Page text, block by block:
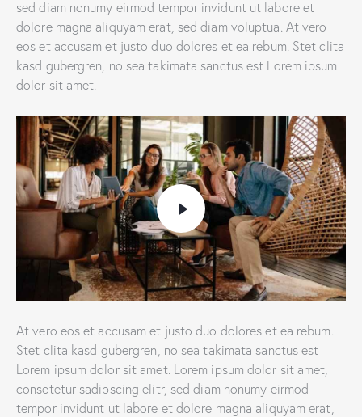
sed diam nonumy eirmod tempor invidunt ut labore et
dolore magna aliquyam erat, sed diam voluptua. At vero
eos et accusam et justo duo dolores et ea rebum. Stet clita
kasd gubergren, no sea takimata sanctus est Lorem ipsum
dolor sit amet.
At vero eos et accusam et justo duo dolores et ea rebum.
Stet clita kasd gubergren, no sea takimata sanctus est
Lorem ipsum dolor sit amet. Lorem ipsum dolor sit amet,
consetetur sadipscing elitr, sed diam nonumy eirmod
tempor invidunt ut labore et dolore magna aliquyam erat,